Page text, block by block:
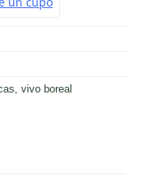
vivo boreal